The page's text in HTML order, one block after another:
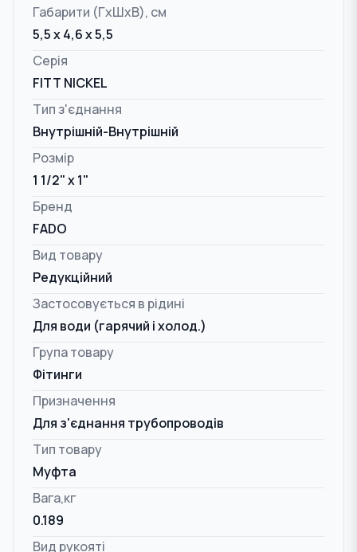
Габарити (ГxШxВ), см
5,5 x 4,6 x 5,5
Серія
FITT NICKEL
Тип з'єднання
Внутрішній-Внутрішній
Розмір
1 1/2" x 1"
Бренд
FADO
Вид товару
Редукційний
Застосовується в рідині
Для води (гарячий і холод.)
Група товару
Фітинги
Призначення
Для з'єднання трубопроводів
Тип товару
Муфта
Вага,кг
0.189
Вид рукояті